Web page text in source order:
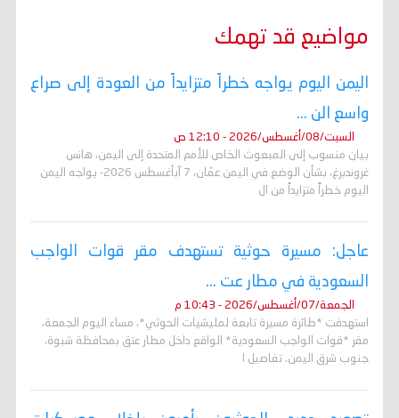
مواضيع قد تهمك
اليمن اليوم يواجه خطراً متزايداً من العودة إلى صراع
واسع الن ...
السبت/08/أغسطس/2026 - 12:10 ص
بيان منسوب إلى المبعوث الخاص للأمم المتحدة إلى اليمن، هانس
غروندبرغ، بشأن الوضع في اليمن عمّان، 7 آبأغسطس 2026- يواجه اليمن
اليوم خطراً متزايداً من ال
عاجل: مسيرة حوثية تستهدف مقر قوات الواجب
السعودية في مطار عت ...
الجمعة/07/أغسطس/2026 - 10:43 م
استهدفت *طائرة مسيرة تابعة لمليشيات الحوثي*، مساء اليوم الجمعة،
مقر *قوات الواجب السعودية* الواقع داخل مطار عتق بمحافظة شبوة،
جنوب شرق اليمن. تفاصيل ا